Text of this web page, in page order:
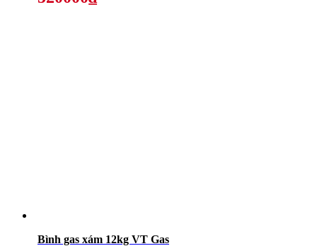
Bình gas xám 12kg VT Gas